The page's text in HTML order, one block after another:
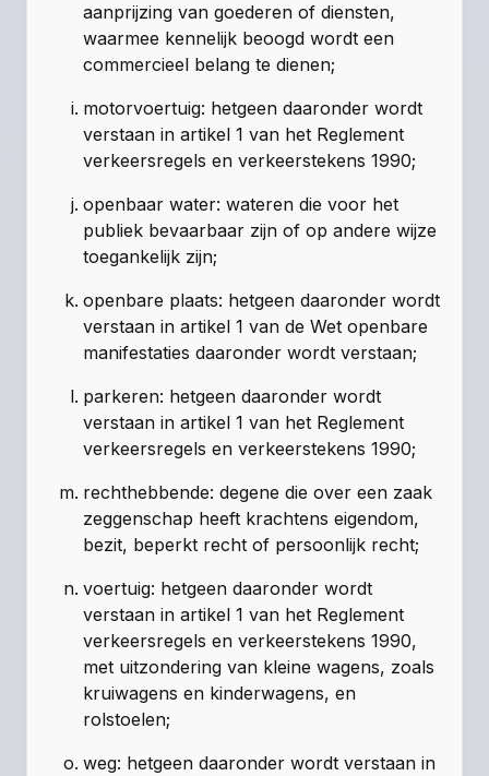
aanprijzing van goederen of diensten,
waarmee kennelijk beoogd wordt een
commercieel belang te dienen;
motorvoertuig: hetgeen daaronder wordt
verstaan in artikel 1 van het Reglement
verkeersregels en verkeerstekens 1990;
openbaar water: wateren die voor het
publiek bevaarbaar zijn of op andere wijze
toegankelijk zijn;
openbare plaats: hetgeen daaronder wordt
verstaan in artikel 1 van de Wet openbare
manifestaties daaronder wordt verstaan;
parkeren: hetgeen daaronder wordt
verstaan in artikel 1 van het Reglement
verkeersregels en verkeerstekens 1990;
rechthebbende: degene die over een zaak
zeggenschap heeft krachtens eigendom,
bezit, beperkt recht of persoonlijk recht;
voertuig: hetgeen daaronder wordt
verstaan in artikel 1 van het Reglement
verkeersregels en verkeerstekens 1990,
met uitzondering van kleine wagens, zoals
kruiwagens en kinderwagens, en
rolstoelen;
weg: hetgeen daaronder wordt verstaan in